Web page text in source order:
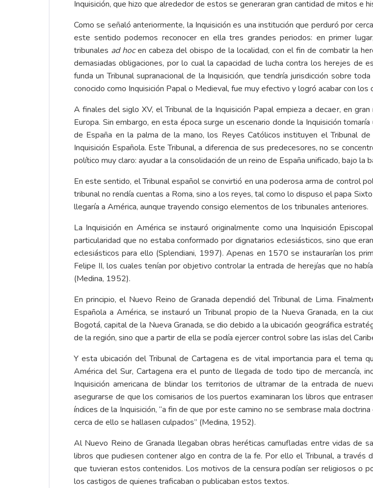
Inquisición, que hizo que alrededor de estos se generaran gran cantidad de mitos e
Como se señaló anteriormente, la Inquisición es una institución que perduró por
este sentido podemos reconocer en ella tres grandes periodos: en primer
tribunales ad hocen cabeza del obispo de la localidad, con el fin de combatir la
demasiadas obligaciones, por lo cual la capacidad de lucha contra los herejes
funda un Tribunal supranacional de la Inquisición, que tendría jurisdicción sobre
conocido como Inquisición Papal o Medieval, fue muy efectivo y logró acabar con los
A finales del siglo XV, el Tribunal de la Inquisición Papal empieza a decaer, en
Europa. Sin embargo, en esta época surge un escenario donde la Inquisición
de España en la palma de la mano, los Reyes Católicos instituyen el Tribunal
Inquisición Española. Este Tribunal, a diferencia de sus predecesores, no se
político muy claro: ayudar a la consolidación de un reino de España unificado, bajo
En este sentido, el Tribunal español se convirtió en una poderosa arma de control
tribunal no rendía cuentas a Roma, sino a los reyes, tal como lo dispuso el papa
llegaría a América, aunque trayendo consigo elementos de los tribunales anteriores.
La Inquisición en América se instauró originalmente como una Inquisición
particularidad que no estaba conformado por dignatarios eclesiásticos, sino que
eclesiásticos para ello (Splendiani, 1997). Apenas en 1570 se instaurarían los
Felipe II, los cuales tenían por objetivo controlar la entrada de herejías que no
(Medina, 1952).
En principio, el Nuevo Reino de Granada dependió del Tribunal de Lima.
Española a América, se instauró un Tribunal propio de la Nueva Granada, en la
Bogotá, capital de la Nueva Granada, se dio debido a la ubicación geográfica
de la región, sino que a partir de ella se podía ejercer control sobre las islas del
Y esta ubicación del Tribunal de Cartagena es de vital importancia para el
América del Sur, Cartagena era el punto de llegada de todo tipo de mercancía,
Inquisición americana de blindar los territorios de ultramar de la entrada de
asegurarse de que los comisarios de los puertos examinaran los libros que
índices de la Inquisición, “a fin de que por este camino no se sembrase mala
cerca de ello se hallasen culpados” (Medina, 1952).
Al Nuevo Reino de Granada llegaban obras heréticas camufladas entre vidas de
libros que pudiesen contener algo en contra de la fe. Por ello el Tribunal, a través
que tuvieran estos contenidos. Los motivos de la censura podían ser religiosos o
los castigos de quienes traficaban o publicaban estos textos.